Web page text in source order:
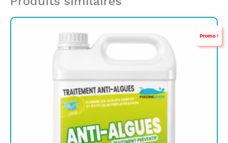
Promo !
initial
TND
69,000.
actuel
TND
39,900.